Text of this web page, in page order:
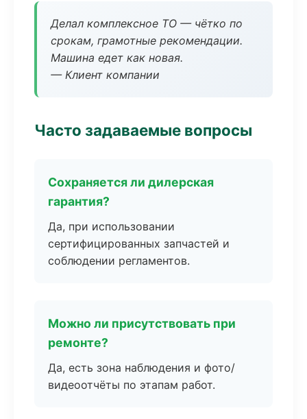
Делал комплексное ТО — чётко по
срокам, грамотные рекомендации.
Машина едет как новая.
— Клиент компании
Часто задаваемые вопросы
Сохраняется ли дилерская
гарантия?
Да, при использовании
сертифицированных запчастей и
соблюдении регламентов.
Можно ли присутствовать при
ремонте?
Да, есть зона наблюдения и фото/
видеоотчёты по этапам работ.